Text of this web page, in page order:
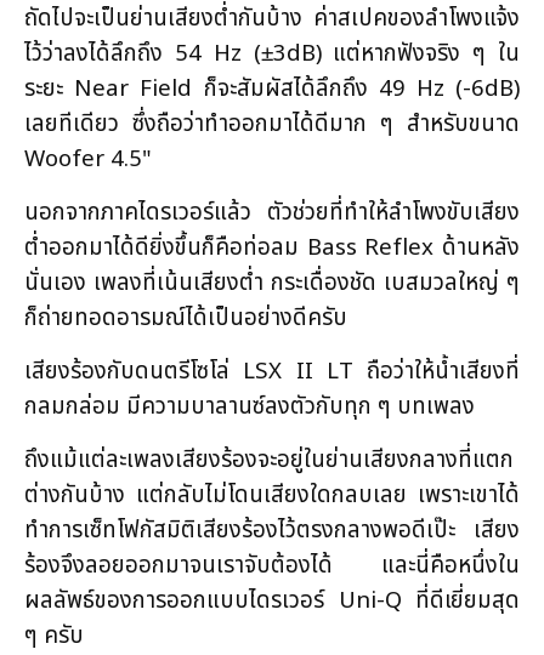
ถัดไปจะเป็นย่านเสียงต่ำกันบ้าง ค่าสเปคของลำโพงแจ้ง
ไว้ว่าลงได้ลึกถึง 54 Hz (±3dB) แต่หากฟังจริง ๆ ใน
ระยะ Near Field ก็จะสัมผัสได้ลึกถึง 49 Hz (-6dB)
เลยทีเดียว ซึ่งถือว่าทำออกมาได้ดีมาก ๆ สำหรับขนาด
Woofer 4.5"
นอกจากภาคไดรเวอร์แล้ว ตัวช่วยที่ทำให้ลำโพงขับเสียง
ต่ำออกมาได้ดียิ่งขึ้นก็คือท่อลม Bass Reflex ด้านหลัง
นั่นเอง เพลงที่เน้นเสียงต่ำ กระเดื่องชัด เบสมวลใหญ่ ๆ
ก็ถ่ายทอดอารมณ์ได้เป็นอย่างดีครับ
เสียงร้องกับดนตรีโซโล่ LSX II LT ถือว่าให้น้ำเสียงที่
กลมกล่อม มีความบาลานซ์ลงตัวกับทุก ๆ บทเพลง
ถึงแม้แต่ละเพลงเสียงร้องจะอยู่ในย่านเสียงกลางที่แตก
ต่างกันบ้าง แต่กลับไม่โดนเสียงใดกลบเลย เพราะเขาได้
ทำการเซ็ทโฟกัสมิติเสียงร้องไว้ตรงกลางพอดีเป๊ะ เสียง
ร้องจึงลอยออกมาจนเราจับต้องได้ และนี่คือหนึ่งใน
ผลลัพธ์ของการออกแบบไดรเวอร์ Uni-Q ที่ดีเยี่ยมสุด
ๆ ครับ